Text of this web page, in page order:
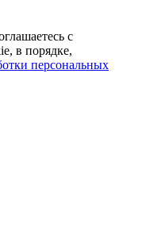
с
в порядке,
персональных